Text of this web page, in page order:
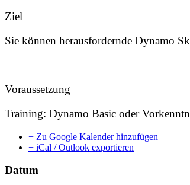
Ziel
Sie können herausfordernde Dynamo
Voraussetzung
Training: Dynamo Basic oder
+ Zu Google Kalender hinzufügen
+ iCal / Outlook exportieren
Datum